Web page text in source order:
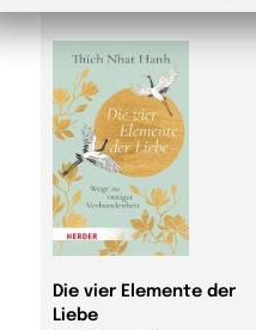
Die vier Elemente der
Liebe